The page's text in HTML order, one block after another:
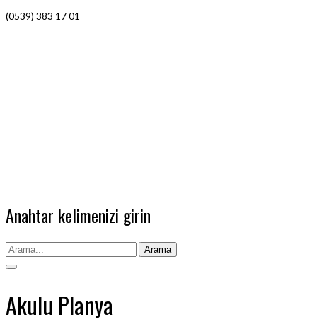
(0539) 383 17 01
Anahtar kelimenizi girin
Arama
Akulu Planya